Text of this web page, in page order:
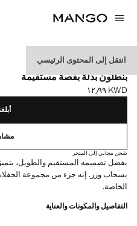
انتقل إلى المحتوى الرئيسي
CELEBRATION
بنطلون بدلة بقصة مستقيمة
السعر الحالي [KWD ١٢٫٩٩ ]
KWD ١٢٫٩٩
حدد اللون
شحن مجاني إلى المتجر
بفضل تصميمه المستقيم والطويل،
بسحاب وزر. إنه جزء من مجموعة
الخاصة.
التفاصيل والمكونات والعناية